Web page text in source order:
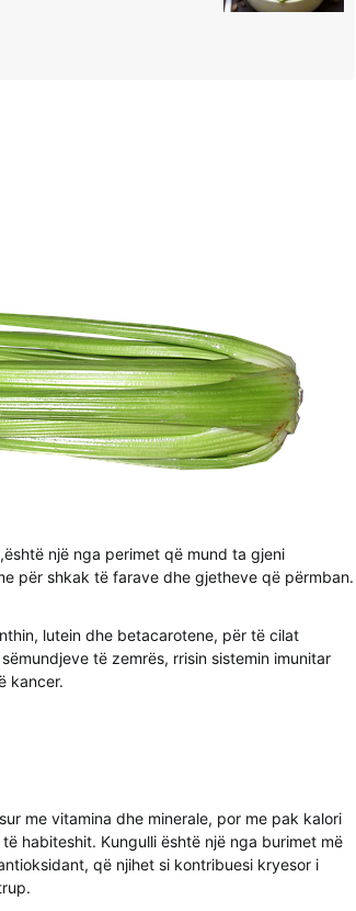
një nga perimet që mund ta gjeni
për shkak të farave dhe gjetheve që përmban.
lutein dhe betacarotene, për të cilat
të zemrës, rrisin sistemin imunitar
kancer.
me vitamina dhe minerale, por me pak kalori
habiteshit. Kungulli është një nga burimet më
që njihet si kontribuesi kryesor i